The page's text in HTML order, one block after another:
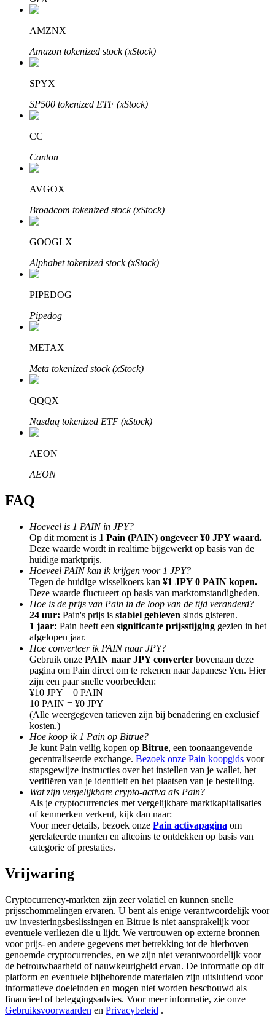
Auto Invest
Meer informatie over het verdienen van passief inkomen
Bitrue
AI
Bitrue-partners
Bitrue Affiliates
Tot 65% commissies!
Doorverwijzing
Nodig een vriend uit om contante beloningen te ontvangen
BTC Welcome Rewards
BTC Welcome Rewards
Deposit & Trade BTC to Share 25000 USDT prize pool!
Deposit CASHCAT & Win
Share 500000 CASHCAT prize pool
Exclusive for BitMart Users
Register & Trade to Win 500,000 USDT
AMZNX
Amazon tokenized stock (xStock)
SPYX
SP500 tokenized ETF (xStock)
CC
Canton
AVGOX
Broadcom tokenized stock (xStock)
GOOGLX
Alphabet tokenized stock (xStock)
PIPEDOG
Pipedog
METAX
Meta tokenized stock (xStock)
QQQX
Nasdaq tokenized ETF (xStock)
AEON
AEON
FAQ
Hoeveel is 1 PAIN in JPY?
Op dit moment is 1 Pain (PAIN) ongeveer ¥0 JPY waard.
Deze waarde wordt in realtime bijgewerkt op basis van de
huidige marktprijs.
Hoeveel PAIN kan ik krijgen voor 1 JPY?
Tegen de huidige wisselkoers kan ¥1 JPY 0 PAIN kopen.
Deze waarde fluctueert op basis van marktomstandigheden.
Hoe is de prijs van Pain in de loop van de tijd veranderd?
24 uur: Pain's prijs is stabiel gebleven sinds gisteren.
1 jaar: Pain heeft een significante prijsstijging gezien in het
afgelopen jaar.
Hoe converteer ik PAIN naar JPY?
Gebruik onze PAIN naar JPY converter bovenaan deze
pagina om Pain direct om te rekenen naar Japanese Yen. Hier
zijn een paar snelle voorbeelden:
¥10 JPY = 0 PAIN
10 PAIN = ¥0 JPY
(Alle weergegeven tarieven zijn bij benadering en exclusief
kosten.)
Hoe koop ik 1 Pain op Bitrue?
Je kunt Pain veilig kopen op Bitrue, een toonaangevende
gecentraliseerde exchange. Bezoek onze Pain koopgids voor
stapsgewijze instructies over het instellen van je wallet, het
verifiëren van je identiteit en het plaatsen van je bestelling.
Wat zijn vergelijkbare crypto-activa als Pain?
Als je cryptocurrencies met vergelijkbare marktkapitalisaties
of kenmerken verkent, kijk dan naar:
Voor meer details, bezoek onze Pain activapagina om
gerelateerde munten en altcoins te ontdekken op basis van
categorie of prestaties.
Vrijwaring
Cryptocurrency-markten zijn zeer volatiel en kunnen snelle
prijsschommelingen ervaren. U bent als enige verantwoordelijk voor
uw investeringsbeslissingen en Bitrue is niet aansprakelijk voor
eventuele verliezen die u lijdt. We vertrouwen op externe bronnen
voor prijs- en andere gegevens met betrekking tot de hierboven
genoemde cryptocurrencies, en we zijn niet verantwoordelijk voor
de betrouwbaarheid of nauwkeurigheid ervan. De informatie op dit
platform en eventuele bijbehorende materialen zijn uitsluitend voor
informatieve doeleinden en mogen niet worden beschouwd als
financieel of beleggingsadvies. Voor meer informatie, zie onze
Gebruiksvoorwaarden en Privacybeleid .